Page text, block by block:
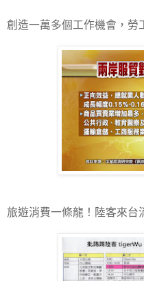
創造一萬多個工作機會，勞
旅遊消費一條龍！陸客來台